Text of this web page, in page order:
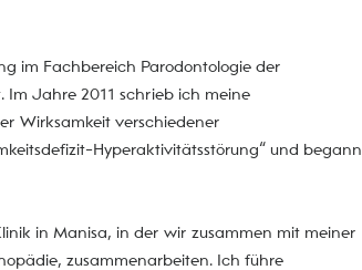
im Fachbereich Parodontologie der
Im Jahre 2011 schrieb ich meine
Wirksamkeit verschiedener
Hyperaktivitätsstörung“ und begann
in Manisa, in der wir zusammen mit meiner
zusammenarbeiten. Ich führe